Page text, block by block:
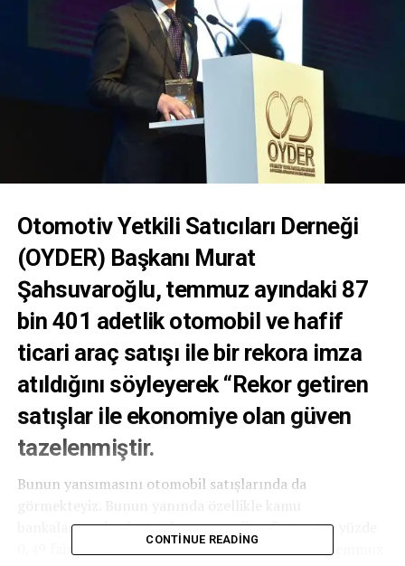
Otomotiv Yetkili Satıcıları Derneği
(OYDER) Başkanı Murat
Şahsuvaroğlu, temmuz ayındaki 87
bin 401 adetlik otomobil ve hafif
ticari araç satışı ile bir rekora imza
atıldığını söyleyerek “Rekor getiren
satışlar ile ekonomiye olan güven
tazelenmiştir.
Bunun yansımasını otomobil satışlarında da
görmekteyiz. Bunun yanında özellikle kamu
bankalarının başlattığı kampanya ile sıfır taşıtta yüzde
0,49 faiz oranıyla finansman imkanı tanımaları temmuz
CONTINUE READING